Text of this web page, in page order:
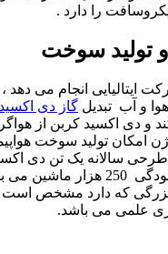
را دارد .
تولید سوخت
ایتالیایی انجام می دهد
و آب تبدیل گاز دی
و دی اکسید کربن از
امکان تولید سوخت
طرحی سالانه یک تن دی
رود که معادل آلودگی 250
بزرگی که دارد مشخص است
علمی می باشد.